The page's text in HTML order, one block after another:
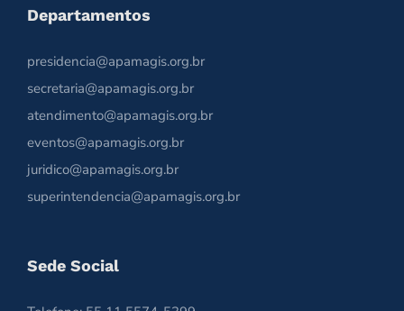
Departamentos
presidencia@apamagis.org.br
secretaria@apamagis.org.br
atendimento@apamagis.org.br
eventos@apamagis.org.br
juridico@apamagis.org.br
superintendencia@apamagis.org.br
Sede Social